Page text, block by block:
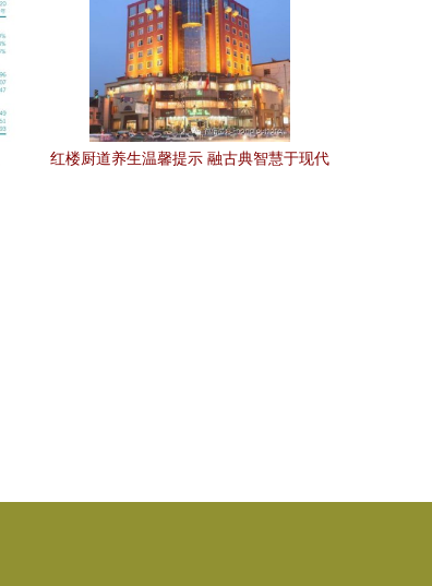
红楼厨道养生温馨提示 融古典智慧于现代